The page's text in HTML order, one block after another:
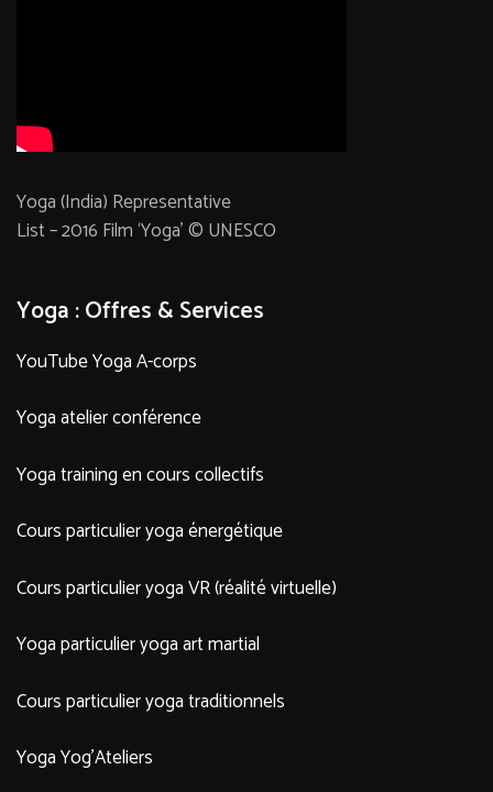
Yoga (India) Representative
List – 2016 Film ‘Yoga’ © UNESCO
Yoga : Offres & Services
YouTube Yoga A-corps
Yoga atelier conférence
Yoga training en cours collectifs
Cours particulier yoga énergétique
Cours particulier yoga VR (réalité virtuelle)
Yoga particulier yoga art martial
Cours particulier yoga traditionnels
Yoga Yog’Ateliers